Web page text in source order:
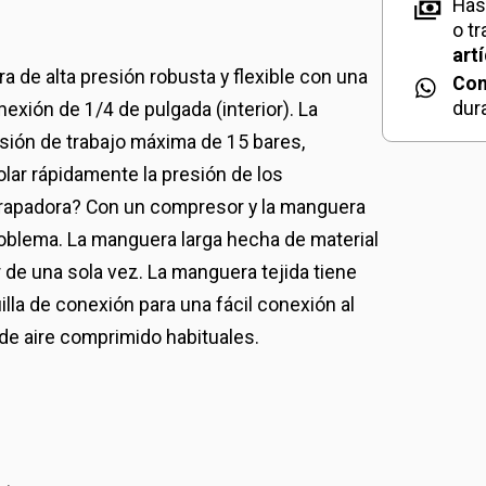
de alta presión robusta y flexible con una
de 1/4 de pulgada (interior). La
de trabajo máxima de 15 bares,
rápidamente la presión de los
Con un compresor y la manguera
La manguera larga hecha de material
una sola vez. La manguera tejida tiene
de conexión para una fácil conexión al
aire comprimido habituales.
o